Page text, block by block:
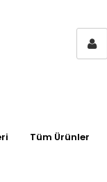
Tüm Ürünler